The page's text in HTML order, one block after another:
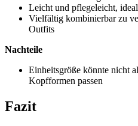
Leicht und pflegeleicht,
Vielfältig kombinierbar zu
Outfits
Nachteile
Einheitsgröße könnte nicht
Kopfformen passen
Fazit